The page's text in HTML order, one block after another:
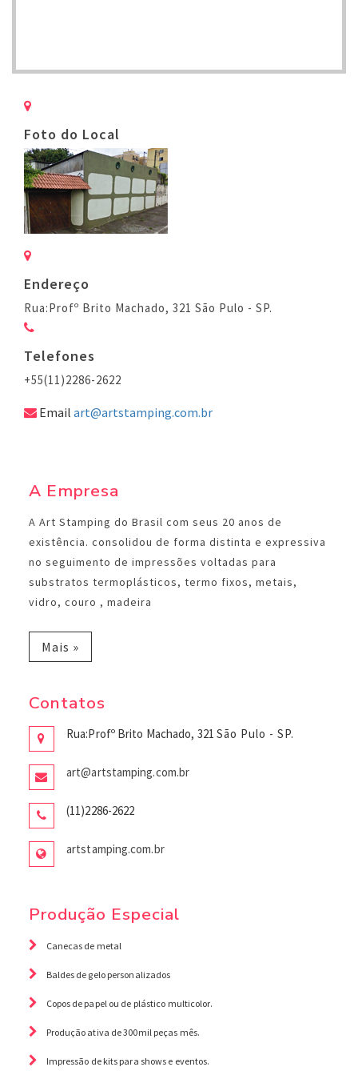
Foto do Local
Endereço
Rua:Profº Brito Machado, 321 São Pulo - SP.
Telefones
+55(11)2286-2622
Email art@artstamping.com.br
A Empresa
A Art Stamping do Brasil com seus 20 anos de
existência. consolidou de forma distinta e expressiva
no seguimento de impressões voltadas para
substratos termoplásticos, termo fixos, metais,
vidro, couro , madeira
Mais »
Contatos
Rua:Profº Brito Machado, 321 São Pulo - SP.
art@artstamping.com.br
(11)2286-2622
artstamping.com.br
Produção Especial
Canecas de metal
Baldes de gelo personalizados
Copos de papel ou de plástico multicolor.
Produção ativa de 300mil peças mês.
Impressão de kits para shows e eventos.